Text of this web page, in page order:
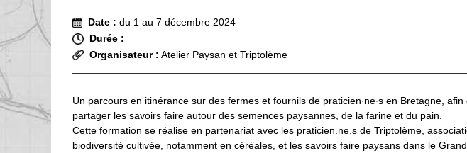
Date : du 1 au 7 décembre 2024
Durée :
Organisateur : Atelier Paysan et Triptolème
Un parcours en itinérance sur des fermes et fournils de praticien∙ne∙s en Bretagne,
partager les savoirs faire autour des semences paysannes, de la farine et du pain.
Cette formation se réalise en partenariat avec les praticien.ne.s de Triptolème,
biodiversité cultivée, notamment en céréales, et les savoirs faire paysans dans le